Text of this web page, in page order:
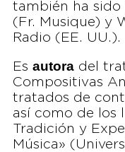
también ha sido
(Fr. Musique) y
Radio (EE. UU.).
Es autoradel
Compositivas
tratados de
así como de los
Tradición y
Música»